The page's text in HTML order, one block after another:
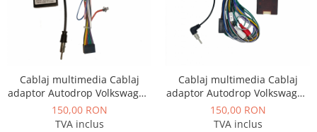
Camere Fiat
Camere înregistrare trafic
Accesorii multimedia
Conectică Auto
Cablaj multimedia Cablaj
adaptor Autodrop Volkswagen
Passat B6/B7/CC (2011-2015)
pentru Navigații multimedia
150,00 RON
TVA inclus
Cablaj multimedia Cablaj
adaptor Autodrop Volkswagen
Touareg (2011-2017) pentru
Navigații multimedia Android
150,00 RON
TVA inclus